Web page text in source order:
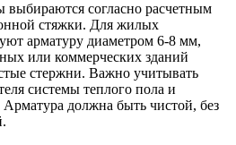
выбираются согласно расчетным
стяжки. Для жилых
арматуру диаметром 6-8 мм,
или коммерческих зданий
стержни. Важно учитывать
системы теплого пола и
должна быть чистой, без